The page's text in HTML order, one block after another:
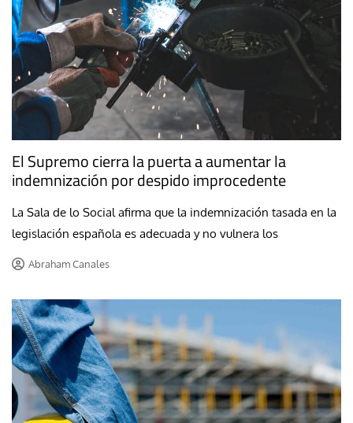
El Supremo cierra la puerta a aumentar la
indemnización por despido improcedente
La Sala de lo Social afirma que la indemnización tasada en la
legislación española es adecuada y no vulnera los
Abraham Canales